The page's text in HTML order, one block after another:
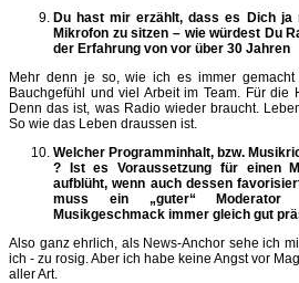
Du hast mir erzählt, dass es Dich ja
Mikrofon zu sitzen – wie würdest Du
der Erfahrung von vor über 30 Jahren
Mehr denn je so, wie ich es immer gemacht
Bauchgefühl und viel Arbeit im Team. Für die
Denn das ist, was Radio wieder braucht.
So wie das Leben draussen ist.
Welcher Programminhalt, bzw.
? Ist es Voraussetzung für einen
aufblüht, wenn auch dessen
muss ein „guter“ Moderator
Musikgeschmack immer gleich gut
Also ganz ehrlich, als News-Anchor sehe ich
ich - zu rosig. Aber ich habe keine Angst vor
aller Art.